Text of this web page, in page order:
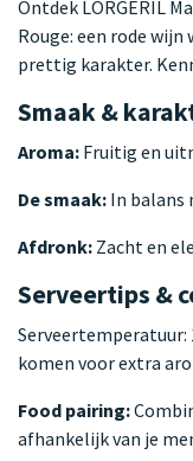
Ontdek LORGERIL
Rouge: een rode
prettig karakter.
Smaak &
Aroma: Fruitig en
De smaak: In balans
Afdronk: Zacht en
Serveertips &
Serveertemperatuur:
komen voor extra
Food pairing:
afhankelijk van je